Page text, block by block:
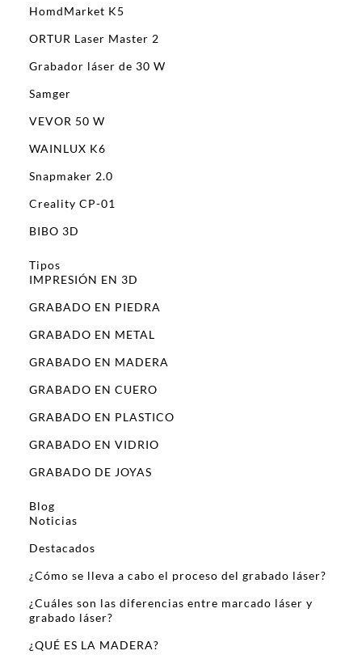
HomdMarket K5
ORTUR Laser Master 2
Grabador láser de 30 W
Samger
VEVOR 50 W
WAINLUX K6
Snapmaker 2.0
Creality CP-01
BIBO 3D
Tipos
IMPRESIÓN EN 3D
GRABADO EN PIEDRA
GRABADO EN METAL
GRABADO EN MADERA
GRABADO EN CUERO
GRABADO EN PLASTICO
GRABADO EN VIDRIO
GRABADO DE JOYAS
Blog
Noticias
Destacados
¿Cómo se lleva a cabo el proceso del grabado láser?
¿Cuáles son las diferencias entre marcado láser y
grabado láser?
¿QUÉ ES LA MADERA?